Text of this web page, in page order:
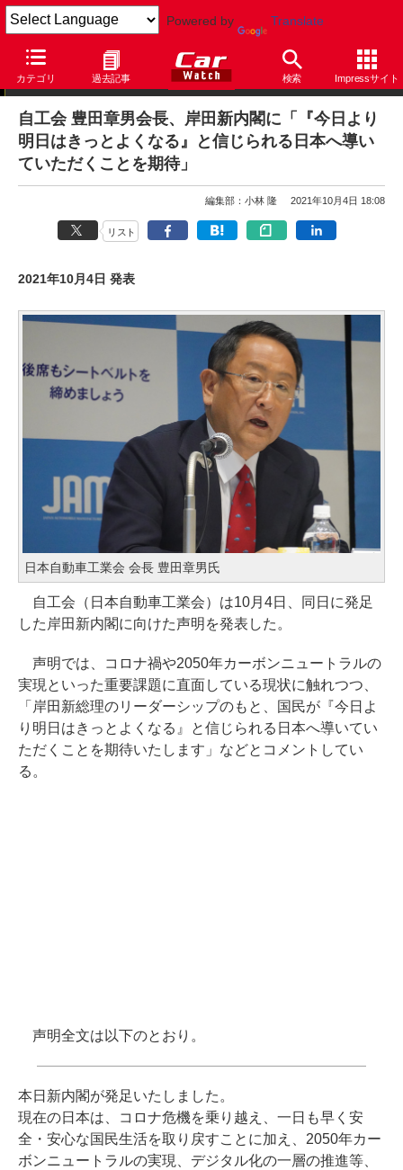
Powered by Translate
カテゴリ 過去記事 検索 Impressサイト
ニュース
自工会 豊田章男会長、岸田新内閣に「『今日より
明日はきっとよくなる』と信じられる日本へ導い
ていただくことを期待」
編集部：小林 隆 2021年10月4日 18:08
リスト
2021年10月4日 発表
日本自動車工業会 会長 豊田章男氏
自工会（日本自動車工業会）は10月4日、同日に発足
した岸田新内閣に向けた声明を発表した。
声明では、コロナ禍や2050年カーボンニュートラルの
実現といった重要課題に直面している現状に触れつつ、
「岸田新総理のリーダーシップのもと、国民が『今日よ
り明日はきっとよくなる』と信じられる日本へ導いてい
ただくことを期待いたします」などとコメントしてい
る。
声明全文は以下のとおり。
本日新内閣が発足いたしました。
現在の日本は、コロナ危機を乗り越え、一日も早く安
全・安心な国民生活を取り戻すことに加え、2050年カー
ボンニュートラルの実現、デジタル化の一層の推進等、